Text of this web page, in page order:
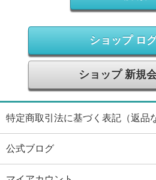
ショップ ロ
ショップ 新規
特定商取引法に基づく表記（返品
公式ブログ